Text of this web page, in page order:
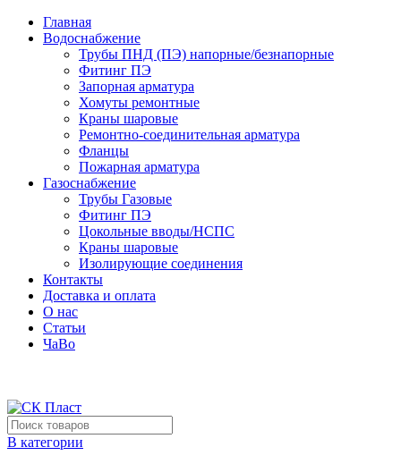
Главная
Водоснабжение
Трубы ПНД (ПЭ) напорные/безнапорные
Фитинг ПЭ
Запорная арматура
Хомуты ремонтные
Краны шаровые
Ремонтно-соединительная арматура
Фланцы
Пожарная арматура
Газоснабжение
Трубы Газовые
Фитинг ПЭ
Цокольные вводы/НСПС
Краны шаровые
Изолирующие соединения
Контакты
Доставка и оплата
О нас
Статьи
ЧаВо
В категории